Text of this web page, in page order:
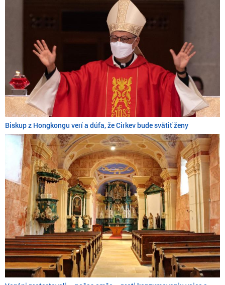
Biskup z Hongkongu verí a dúfa, že Cirkev bude svätiť ženy